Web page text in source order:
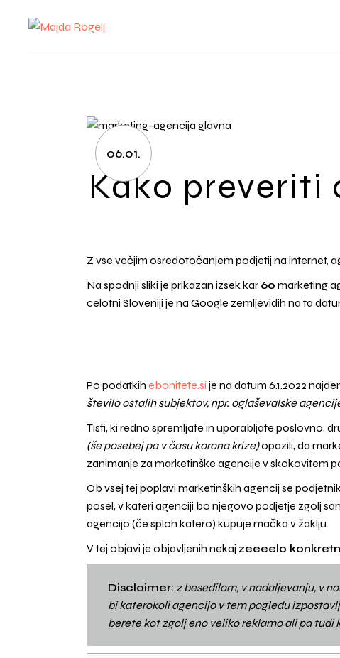
06.01.
Kako preveriti
Z vse večjim osredotočanjem podjetij na internet,
Na spodnji sliki je prikazan izsek kar 60 marketing
celotni Sloveniji je na Google zemljevidih na ta
Po podatkih ebonitete.si je na datum 6.1.2022
število ostalih subjektov, npr. oglaševalske
Tisti, ki redno spremljate in uporabljate poslovno,
(še posebej pa v času korona krize)opazili, da
zanimanje za marketinške agencije v skokovitem
Ob vsej tej poplavi marketinških agencij se
posel, v kateri agenciji bo njegovo podjetje zgolj
agencijo (če sploh katero) kupuje mačka v žaklju.
V tej objavi je objavljenih nekaj zeeeelo
Disclaimer: z besedilom, v nadaljevanju, v
bi katerokoli agencijo v tem pogledu
berete kot zgolj eno veliko reklamo ali pa tudi